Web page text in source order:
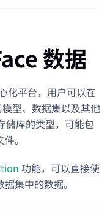
数据
化平台，用户可以在
型、数据集以及其他
储库的类型，可能包
。
功能，可以直接使
集中的数据。